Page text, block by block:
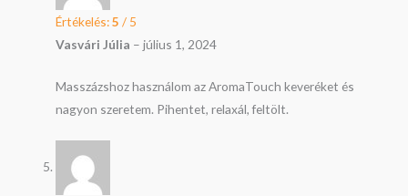
Értékelés:5 / 5
Vasvári Júlia – július 1, 2024
Masszázshoz használom az AromaTouch keveréket és
nagyon szeretem. Pihentet, relaxál, feltölt.